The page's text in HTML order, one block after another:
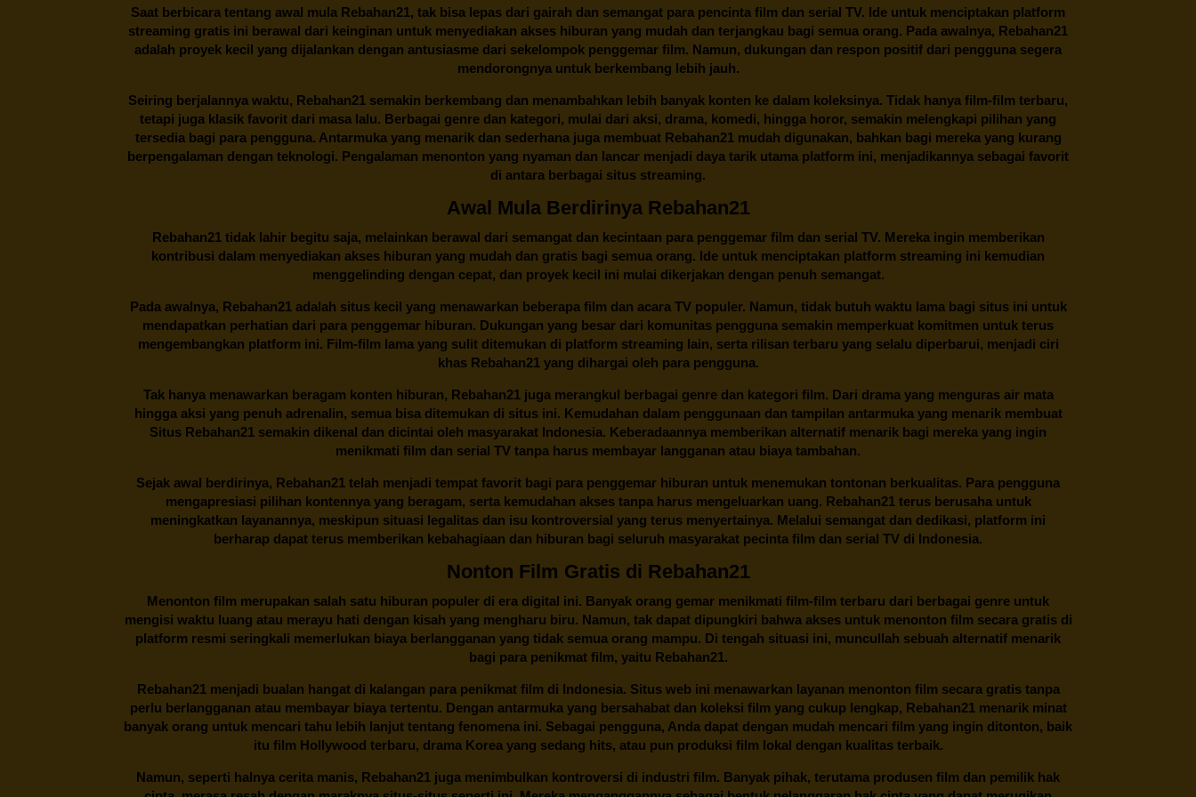
Saat berbicara tentang awal mula Rebahan21, tak bisa lepas dari gairah dan semangat para pencinta film dan serial TV. Ide untuk menciptakan platform
streaming gratis ini berawal dari keinginan untuk menyediakan akses hiburan yang mudah dan terjangkau bagi semua orang. Pada awalnya, Rebahan21
adalah proyek kecil yang dijalankan dengan antusiasme dari sekelompok penggemar film. Namun, dukungan dan respon positif dari pengguna segera
mendorongnya untuk berkembang lebih jauh.
Seiring berjalannya waktu, Rebahan21 semakin berkembang dan menambahkan lebih banyak konten ke dalam koleksinya. Tidak hanya film-film terbaru,
tetapi juga klasik favorit dari masa lalu. Berbagai genre dan kategori, mulai dari aksi, drama, komedi, hingga horor, semakin melengkapi pilihan yang
tersedia bagi para pengguna. Antarmuka yang menarik dan sederhana juga membuatRebahan21mudah digunakan, bahkan bagi mereka yang kurang
berpengalaman dengan teknologi. Pengalaman menonton yang nyaman dan lancar menjadi daya tarik utama platform ini, menjadikannya sebagai favorit
di antara berbagai situs streaming.
Awal Mula Berdirinya Rebahan21
Rebahan21tidak lahir begitu saja, melainkan berawal dari semangat dan kecintaan para penggemar film dan serial TV. Mereka ingin memberikan
kontribusi dalam menyediakan akses hiburan yang mudah dan gratis bagi semua orang. Ide untuk menciptakan platform streaming ini kemudian
menggelinding dengan cepat, dan proyek kecil ini mulai dikerjakan dengan penuh semangat.
Pada awalnya, Rebahan21adalah situs kecil yang menawarkan beberapa film dan acara TV populer. Namun, tidak butuh waktu lama bagi situs ini untuk
mendapatkan perhatian dari para penggemar hiburan. Dukungan yang besar dari komunitas pengguna semakin memperkuat komitmen untuk terus
mengembangkan platform ini. Film-film lama yang sulit ditemukan di platform streaming lain, serta rilisan terbaru yang selalu diperbarui, menjadi ciri
khas Rebahan21yang dihargai oleh para pengguna.
Tak hanya menawarkan beragam konten hiburan, Rebahan21 juga merangkul berbagai genre dan kategori film. Dari drama yang menguras air mata
hingga aksi yang penuh adrenalin, semua bisa ditemukan di situs ini. Kemudahan dalam penggunaan dan tampilan antarmuka yang menarik membuat
Situs Rebahan21 semakin dikenal dan dicintai oleh masyarakat Indonesia. Keberadaannya memberikan alternatif menarik bagi mereka yang ingin
menikmati film dan serial TV tanpa harus membayar langganan atau biaya tambahan.
Sejak awal berdirinya, Rebahan21 telah menjadi tempat favorit bagi para penggemar hiburan untuk menemukan tontonan berkualitas. Para pengguna
mengapresiasi pilihan kontennya yang beragam, serta kemudahan akses tanpa harus mengeluarkan uang. Rebahan21terus berusaha untuk
meningkatkan layanannya, meskipun situasi legalitas dan isu kontroversial yang terus menyertainya. Melalui semangat dan dedikasi, platform ini
berharap dapat terus memberikan kebahagiaan dan hiburan bagi seluruh masyarakat pecinta film dan serial TV di Indonesia.
Nonton Film Gratis di Rebahan21
Menonton film merupakan salah satu hiburan populer di era digital ini. Banyak orang gemar menikmati film-film terbaru dari berbagai genre untuk
mengisi waktu luang atau merayu hati dengan kisah yang mengharu biru. Namun, tak dapat dipungkiri bahwa akses untuk menonton film secara gratis di
platform resmi seringkali memerlukan biaya berlangganan yang tidak semua orang mampu. Di tengah situasi ini, muncullah sebuah alternatif menarik
bagi para penikmat film, yaitu Rebahan21.
Rebahan21menjadi bualan hangat di kalangan para penikmat film di Indonesia. Situs web ini menawarkan layanan menonton film secara gratis tanpa
perlu berlangganan atau membayar biaya tertentu. Dengan antarmuka yang bersahabat dan koleksi film yang cukup lengkap, Rebahan21menarik minat
banyak orang untuk mencari tahu lebih lanjut tentang fenomena ini. Sebagai pengguna, Anda dapat dengan mudah mencari film yang ingin ditonton, baik
itu film Hollywood terbaru, drama Korea yang sedang hits, atau pun produksi film lokal dengan kualitas terbaik.
Namun, seperti halnya cerita manis, Rebahan21 juga menimbulkan kontroversi di industri film. Banyak pihak, terutama produsen film dan pemilik hak